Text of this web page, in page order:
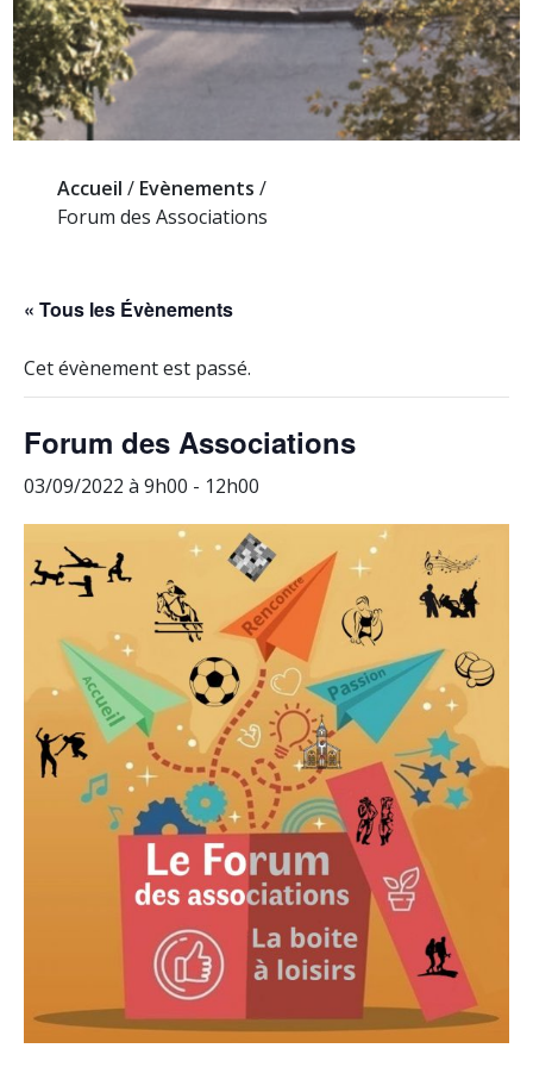
Accueil / Evènements /
Forum des Associations
« Tous les Évènements
Cet évènement est passé.
Forum des Associations
03/09/2022 à 9h00 - 12h00